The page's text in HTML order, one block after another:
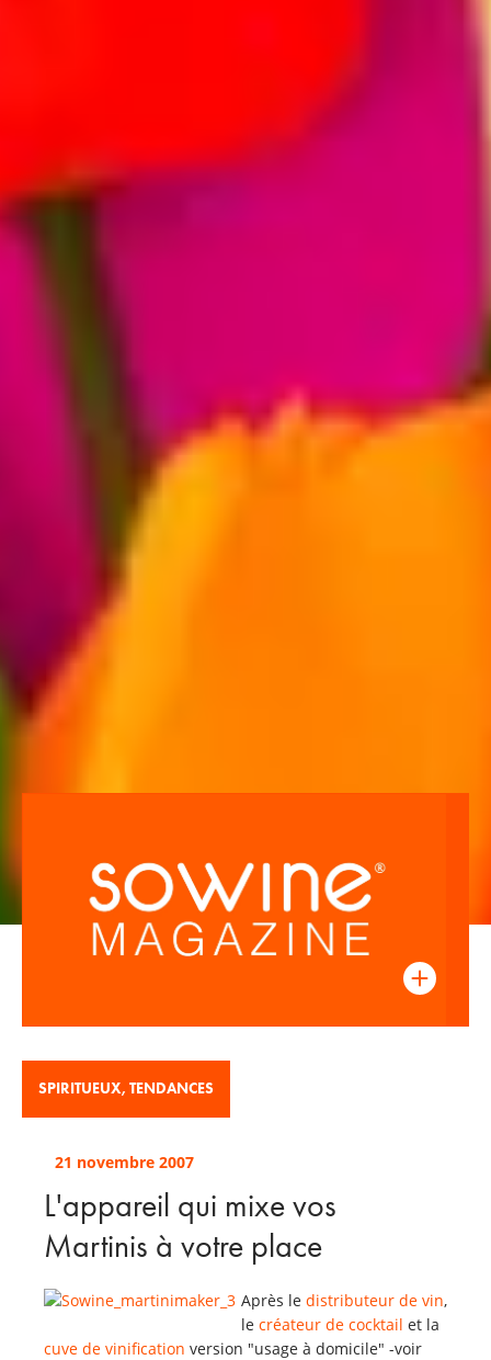
SPIRITUEUX, TENDANCES
21 novembre 2007
L'appareil qui mixe vos
Martinis à votre place
Après le distributeur de vin,
le créateur de cocktail et la
cuve de vinification version "usage à domicile" -voir